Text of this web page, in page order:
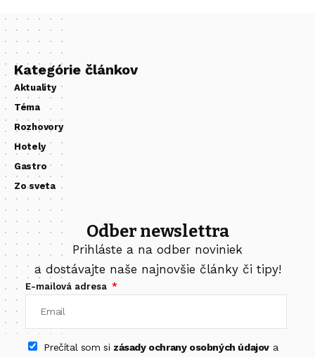
Kategórie článkov
Aktuality
Téma
Rozhovory
Hotely
Gastro
Zo sveta
Odber newslettra
Prihláste a na odber noviniek
a dostávajte naše najnovšie články či tipy!
E-mailová adresa
Prečítal som si zásady ochrany osobných údajova